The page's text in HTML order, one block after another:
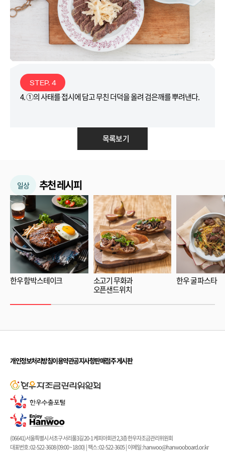
STEP. 4
4. ①의 사태를 접시에 담고 무친 더덕을 올려 검은깨를 뿌려낸다.
목록보기
일상 추천 레시피
한우 함박스테이크
소고기 무화과
오픈샌드위치
한우 굴 파스타
개인정보처리방침이용약관공지사항판매점주 게시판
(06641)서울특별시 서초구 서리풀3길 20-1 케피아회관 2,3층 한우자조금관리위원회
대표번호 : 02-522-3608 (09:00 ~ 18:00) | 팩스 : 02-522-3605 | 이메일 : hanwoo@hanwooboard.or.kr